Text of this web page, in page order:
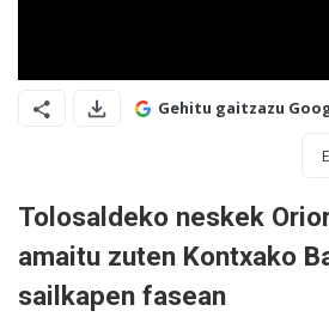
Gehitu gaitzazu
Tolosaldeko neskek
amaitu zuten Kontxako
sailkapen fasean